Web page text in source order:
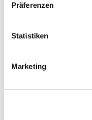
Präferenzen
Statistiken
Marketing